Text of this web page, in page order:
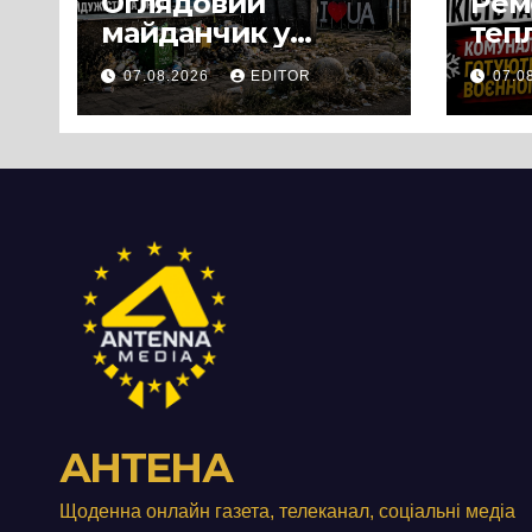
майданчик у
Панському біля
Черкас
перетворився на
07.08.2026 EDITOR
АНТЕНА
Щоденна онлайн газета, телеканал, соціальні медіа